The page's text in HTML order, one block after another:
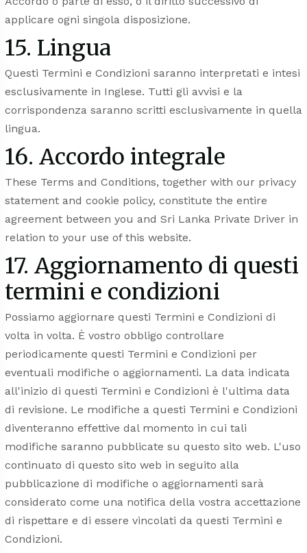
applicare ogni singola disposizione.
15. Lingua
Questi Termini e Condizioni saranno interpretati e intesi
esclusivamente in Inglese. Tutti gli avvisi e la
corrispondenza saranno scritti esclusivamente in quella
lingua.
16. Accordo integrale
These Terms and Conditions, together with our privacy
statementand cookie policy, constitute the entire
agreement between you and Sri Lanka Private Driver in
relation to your use of this website.
17. Aggiornamento di questi
termini e condizioni
Possiamo aggiornare questi Termini e Condizioni di
volta in volta. È vostro obbligo controllare
periodicamente questi Termini e Condizioni per
eventuali modifiche o aggiornamenti. La data indicata
all'inizio di questi Termini e Condizioni è l'ultima data
di revisione. Le modifiche a questi Termini e Condizioni
diventeranno effettive dal momento in cui tali
modifiche saranno pubblicate su questo sito web. L'uso
continuato di questo sito web in seguito alla
pubblicazione di modifiche o aggiornamenti sarà
considerato come una notifica della vostra accettazione
di rispettare e di essere vincolati da questi Termini e
Condizioni.